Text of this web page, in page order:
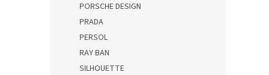
PORSCHE DESIGN
PRADA
PERSOL
RAY BAN
SILHOUETTE